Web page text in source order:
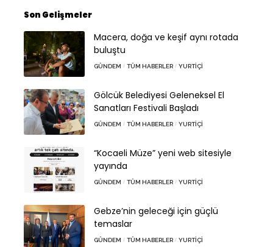
Son Gelişmeler
Macera, doğa ve keşif aynı rotada
buluştu
GÜNDEM TÜM HABERLER YURTIÇI
Gölcük Belediyesi Geleneksel El
Sanatları Festivali Başladı
GÜNDEM TÜM HABERLER YURTIÇI
“Kocaeli Müze” yeni web sitesiyle
yayında
GÜNDEM TÜM HABERLER YURTIÇI
Gebze’nin geleceği için güçlü
temaslar
GÜNDEM TÜM HABERLER YURTIÇI